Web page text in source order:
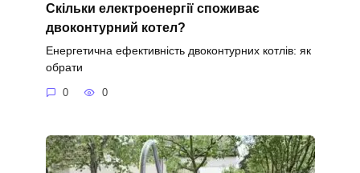
Скільки електроенергії споживає
двоконтурний котел?
Енергетична ефективність двоконтурних котлів: як
обрати
0 0